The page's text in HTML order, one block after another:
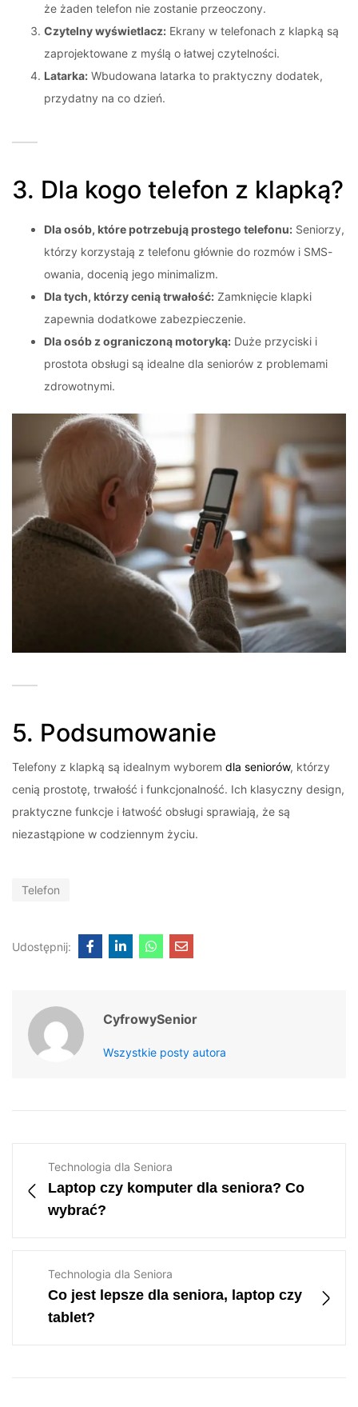
że żaden telefon nie zostanie przeoczony.
Czytelny wyświetlacz: Ekrany w telefonach z klapką są
zaprojektowane z myślą o łatwej czytelności.
Latarka: Wbudowana latarka to praktyczny dodatek,
przydatny na co dzień.
3. Dla kogo telefon z klapką?
Dla osób, które potrzebują prostego telefonu: Seniorzy,
którzy korzystają z telefonu głównie do rozmów i SMS-
owania, docenią jego minimalizm.
Dla tych, którzy cenią trwałość: Zamknięcie klapki
zapewnia dodatkowe zabezpieczenie.
Dla osób z ograniczoną motoryką: Duże przyciski i
prostota obsługi są idealne dla seniorów z problemami
zdrowotnymi.
5. Podsumowanie
Telefony z klapką są idealnym wyborem dla seniorów, którzy
cenią prostotę, trwałość i funkcjonalność. Ich klasyczny design,
praktyczne funkcje i łatwość obsługi sprawiają, że są
niezastąpione w codziennym życiu.
Telefon
Udostępnij:
CyfrowySenior
Wszystkie posty autora
Technologia dla Seniora
Laptop czy komputer dla seniora? Co
wybrać?
Technologia dla Seniora
Co jest lepsze dla seniora, laptop czy
tablet?